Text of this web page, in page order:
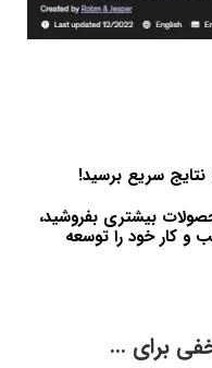
نتایج سریع برسید!
بیشتری بفروشید،
و کار خود را توسعه
برای …